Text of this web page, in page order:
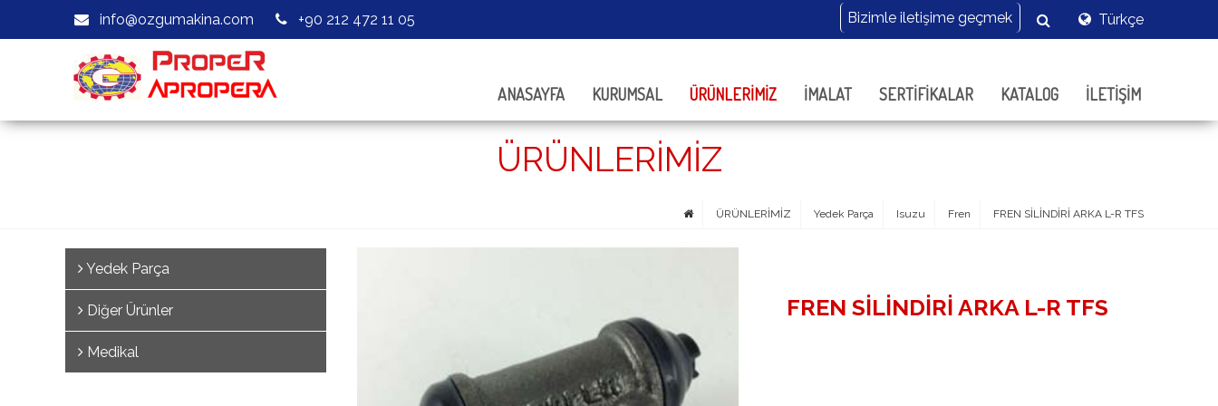
info@ozgumakina.com +90 212 472 11 05 Türkçe
ANASAYFA KURUMSAL ÜRÜNLERİMİZ İMALAT SERTİFİKALAR KATALOG İLETİŞİM
ÜRÜNLERİMİZ
ÜRÜNLERİMİZ Yedek Parça Isuzu Fren FREN SİLİNDİRİ ARKA L-R TFS
FREN SİLİNDİRİ ARKA L-R TFS
Yedek Parça
Diğer Ürünler
Medikal